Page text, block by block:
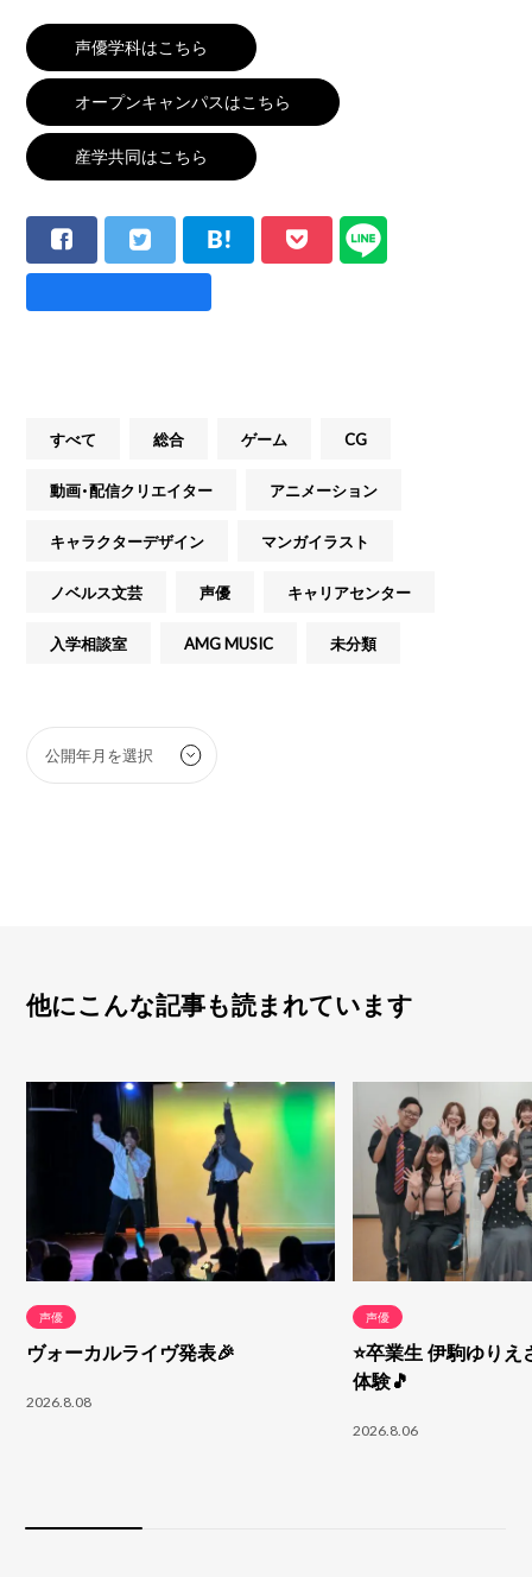
声優学科はこちら
オープンキャンパスはこちら
産学共同はこちら
すべて 総合 ゲーム CG
動画・配信クリエイター アニメーション
キャラクターデザイン マンガイラスト
ノベルス文芸 声優 キャリアセンター
入学相談室 AMG MUSIC 未分類
他にこんな記事も読まれています
声優
ヴォーカルライヴ発表🎉
2026.8.08
声優
⭐卒業生 伊駒ゆり
体験🎵
2026.8.06